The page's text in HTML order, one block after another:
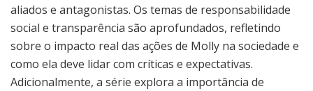
aliados e antagonistas. Os temas de responsabilidade
social e transparência são aprofundados, refletindo
sobre o impacto real das ações de Molly na sociedade e
como ela deve lidar com críticas e expectativas.
Adicionalmente, a série explora a importância de